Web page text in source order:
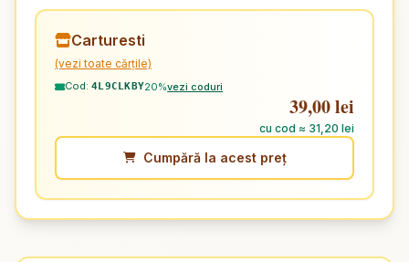
Carturesti
(vezi toate cărțile)
Cod: 4L9CLKBY20%vezi coduri
39,00 lei
cu cod ≈ 31,20 lei
Cumpără la acest preț